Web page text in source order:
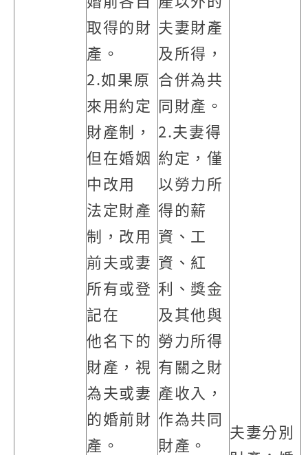
取得的財
產。
2.如果原
來用約定
財產制，
但在婚姻
中改用
法定財產
制，改用
前夫或妻
所有或登
記在
他名下的
財產，視
為夫或妻
的婚前財
產。
夫妻財產
及所得，
合併為共
同財產。
2.夫妻得
約定，僅
以勞力所
得的薪
資、工
資、紅
利、獎金
及其他與
勞力所得
有關之財
產收入，
作為共同
財產。
夫妻分別